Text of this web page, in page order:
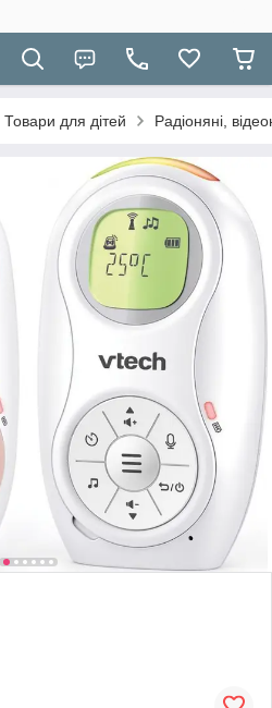
Товари для дітей Радіоняні,